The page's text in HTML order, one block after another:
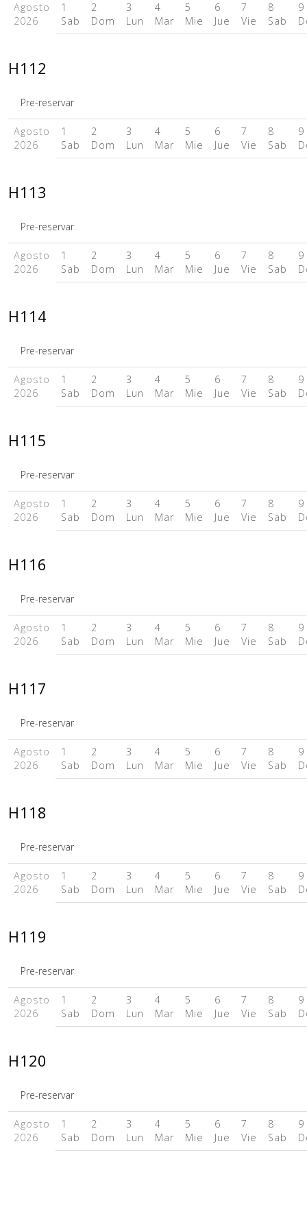
Agosto
2026
1
Sab
2
Dom
3
Lun
4
Mar
5
Mie
6
Jue
7
Vie
8
Sab
9
H112
Pre-reservar
Agosto
2026
1
Sab
2
Dom
3
Lun
4
Mar
5
Mie
6
Jue
7
Vie
8
Sab
9
H113
Pre-reservar
Agosto
2026
1
Sab
2
Dom
3
Lun
4
Mar
5
Mie
6
Jue
7
Vie
8
Sab
9
H114
Pre-reservar
Agosto
2026
1
Sab
2
Dom
3
Lun
4
Mar
5
Mie
6
Jue
7
Vie
8
Sab
9
H115
Pre-reservar
Agosto
2026
1
Sab
2
Dom
3
Lun
4
Mar
5
Mie
6
Jue
7
Vie
8
Sab
9
H116
Pre-reservar
Agosto
2026
1
Sab
2
Dom
3
Lun
4
Mar
5
Mie
6
Jue
7
Vie
8
Sab
9
H117
Pre-reservar
Agosto
2026
1
Sab
2
Dom
3
Lun
4
Mar
5
Mie
6
Jue
7
Vie
8
Sab
9
H118
Pre-reservar
Agosto
2026
1
Sab
2
Dom
3
Lun
4
Mar
5
Mie
6
Jue
7
Vie
8
Sab
9
H119
Pre-reservar
Agosto
2026
1
Sab
2
Dom
3
Lun
4
Mar
5
Mie
6
Jue
7
Vie
8
Sab
9
H120
Pre-reservar
Agosto
2026
1
Sab
2
Dom
3
Lun
4
Mar
5
Mie
6
Jue
7
Vie
8
Sab
9